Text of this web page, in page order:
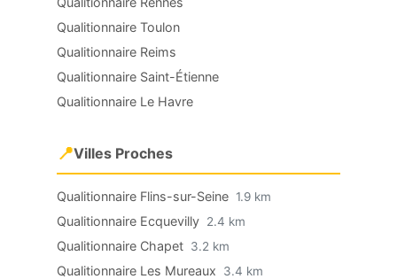
Qualitionnaire Toulon
Qualitionnaire Reims
Qualitionnaire Saint-Étienne
Qualitionnaire Le Havre
📍Villes Proches
Qualitionnaire Flins-sur-Seine 1.9 km
Qualitionnaire Ecquevilly 2.4 km
Qualitionnaire Chapet 3.2 km
Qualitionnaire Les Mureaux 3.4 km